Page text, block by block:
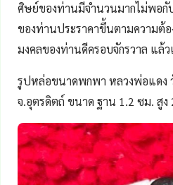
ศิษย์ของท่านมีจำนวนมากไม่พอกั
ของท่านประราคาขึ้นตามความต้
มงคลของท่านดีครอบจักรวาล แล้
รูปหล่อขนาดพกพา หลวงพ่อแดง
จ.อุตรดิตถ์ ขนาด ฐาน 1.2 ซม. สูง